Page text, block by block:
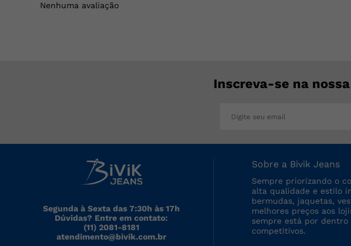
Nenhuma avaliação
Inscreva-se na
Segunda à Sexta das 7:30h às 17h
Dúvidas? Entre em contato:
(11) 2081-8181
atendimento@bivik.com.br
Sobre a Bivik Jeans
Sempre priorizando o
alta qualidade e estilo
bermudas, jaquetas,
melhores preços aos
sempre está por
competitivos.